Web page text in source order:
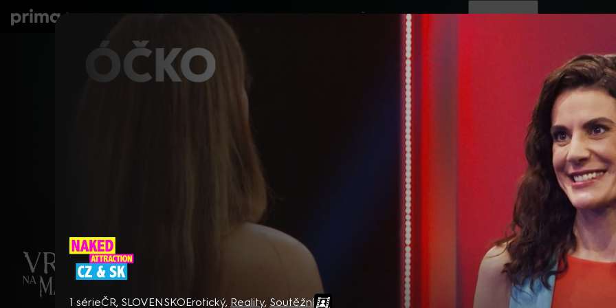
Seriály Filmy Děti Živě TV program Operátoři
Naked Attraction CZ & SK
1 sérieČR, SLOVENSKOErotický, Reality, Soutěžní
prima+